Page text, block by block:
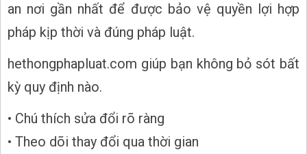
an nơi gần nhất để được bảo vệ quyền lợi hợp
pháp kịp thời và đúng pháp luật.
hethongphapluat.com giúp bạn không bỏ sót bất
kỳ quy định nào.
• Chú thích sửa đổi rõ ràng
• Theo dõi thay đổi qua thời gian